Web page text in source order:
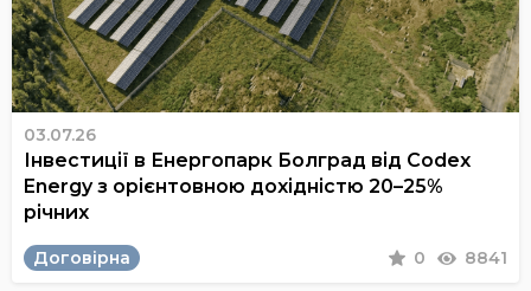
03.07.26
Інвестиції в Енергопарк Болград від Codex
Energy з орієнтовною дохідністю 20–25%
річних
Договірна 0 8841